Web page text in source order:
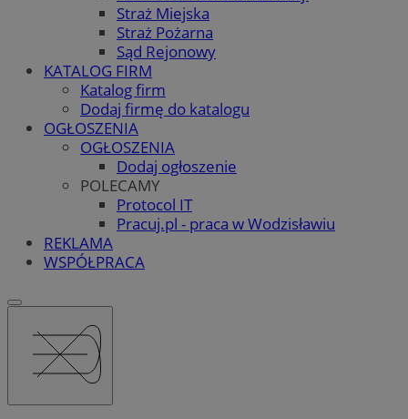
Straż Miejska
Straż Pożarna
Sąd Rejonowy
KATALOG FIRM
Katalog firm
Dodaj firmę do katalogu
OGŁOSZENIA
OGŁOSZENIA
Dodaj ogłoszenie
POLECAMY
Protocol IT
Pracuj.pl - praca w Wodzisławiu
REKLAMA
WSPÓŁPRACA